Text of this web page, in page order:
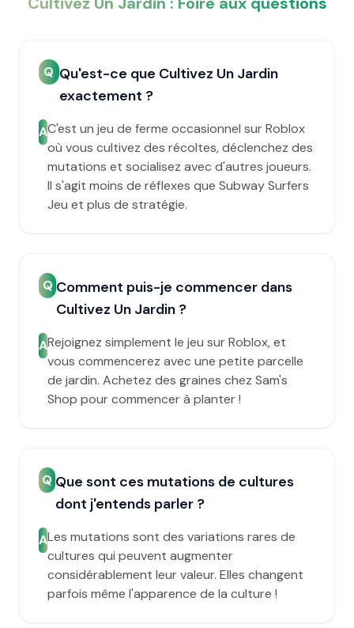
Q Qu'est-ce que Cultivez Un Jardin
exactement ?
AC'est un jeu de ferme occasionnel sur Roblox
où vous cultivez des récoltes, déclenchez des
mutations et socialisez avec d'autres joueurs.
Il s'agit moins de réflexes que Subway Surfers
Jeu et plus de stratégie.
Q Comment puis-je commencer dans
Cultivez Un Jardin ?
ARejoignez simplement le jeu sur Roblox, et
vous commencerez avec une petite parcelle
de jardin. Achetez des graines chez Sam's
Shop pour commencer à planter !
Q Que sont ces mutations de cultures
dont j'entends parler ?
ALes mutations sont des variations rares de
cultures qui peuvent augmenter
considérablement leur valeur. Elles changent
parfois même l'apparence de la culture !